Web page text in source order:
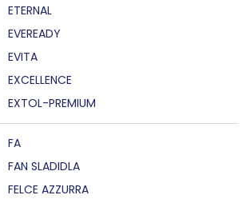
ETERNAL
EVEREADY
EVITA
EXCELLENCE
EXTOL-PREMIUM
FA
FAN SLADIDLA
FELCE AZZURRA